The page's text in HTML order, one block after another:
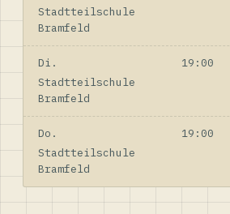
Stadtteilschule
Bramfeld
Di.
19:00
Stadtteilschule
Bramfeld
Do.
19:00
Stadtteilschule
Bramfeld